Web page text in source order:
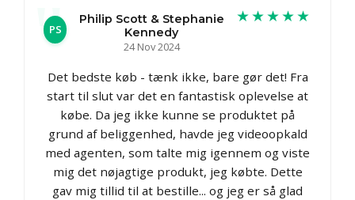
PS
Philip Scott & Stephanie
Kennedy
24 Nov 2024
★★★★★
Det bedste køb - tænk ikke, bare gør det! Fra
start til slut var det en fantastisk oplevelse at
købe. Da jeg ikke kunne se produktet på
grund af beliggenhed, havde jeg videoopkald
med agenten, som talte mig igennem og viste
mig det nøjagtige produkt, jeg købte. Dette
gav mig tillid til at bestille... og jeg er så glad